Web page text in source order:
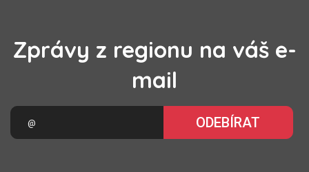
Zprávy z regionu na váš e-
mail
ODEBÍRAT